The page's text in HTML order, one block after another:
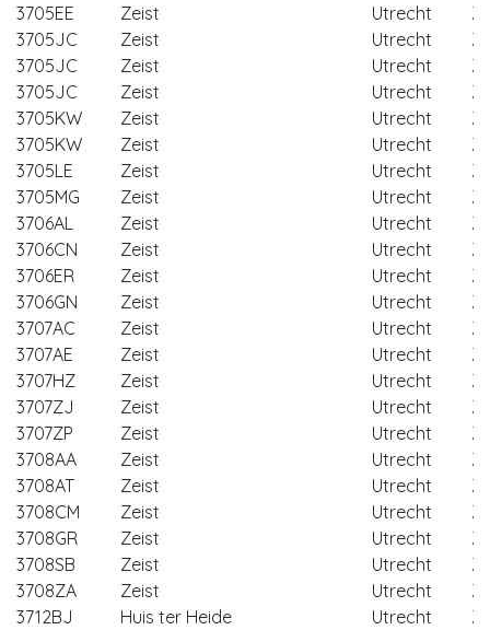
3705EE
Zeist Utrecht
3705JC
Zeist Utrecht
3705JC
Zeist Utrecht
3705JC
Zeist Utrecht
3705KW
Zeist Utrecht
3705KW
Zeist Utrecht
3705LE
Zeist Utrecht
3705MG
Zeist Utrecht
3706AL
Zeist Utrecht
3706CN
Zeist Utrecht
3706ER
Zeist Utrecht
3706GN
Zeist Utrecht
3707AC
Zeist Utrecht
3707AE
Zeist Utrecht
3707HZ
Zeist Utrecht
3707ZJ
Zeist Utrecht
3707ZP
Zeist Utrecht
3708AA
Zeist Utrecht
3708AT
Zeist Utrecht
3708CM
Zeist Utrecht
3708GR
Zeist Utrecht
3708SB
Zeist Utrecht
3708ZA
Zeist Utrecht
3712BJ
Huis ter Heide Utrecht